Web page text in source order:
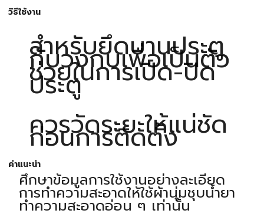
วิธีใช้งาน
สำหรับยึดบานประตู
กับวงกบเพื่อเป็นตัว
ช่วยในการเปิด-ปิด
ประตู
ควรวัดระยะให้แน่ชัด
ก่อนการติดตั้ง
คำแนะนำ
ศึกษาข้อมูลการใช้งานอย่างละเอียด
การทำความสะอาดให้ใช้ผ้านุ่มชุบน้ำยา
ทำความสะอาดอ่อน ๆ เท่านั้น